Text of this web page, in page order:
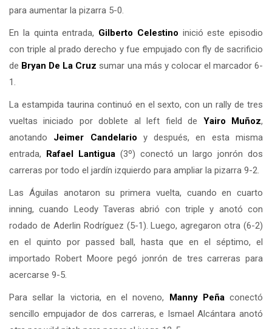
para aumentar la pizarra 5-0.
En la quinta entrada, Gilberto Celestino inició este episodio
con triple al prado derecho y fue empujado con fly de sacrificio
de Bryan De La Cruz sumar una más y colocar el marcador 6-
1.
La estampida taurina continuó en el sexto, con un rally de tres
vueltas iniciado por doblete al left field de Yairo Muñoz,
anotando Jeimer Candelario y después, en esta misma
entrada, Rafael Lantigua(3º) conectó un largo jonrón dos
carreras por todo el jardín izquierdo para ampliar la pizarra 9-2.
Las Águilas anotaron su primera vuelta, cuando en cuarto
inning, cuando Leody Taveras abrió con triple y anotó con
rodado de Aderlin Rodríguez (5-1). Luego, agregaron otra (6-2)
en el quinto por passed ball, hasta que en el séptimo, el
importado Robert Moore pegó jonrón de tres carreras para
acercarse 9-5.
Para sellar la victoria, en el noveno, Manny Peñaconectó
sencillo empujador de dos carreras, e Ismael Alcántara anotó